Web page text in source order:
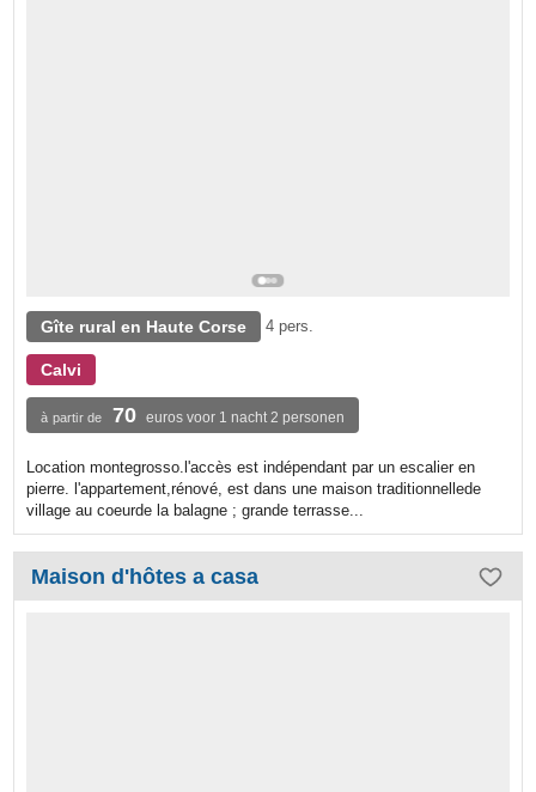
Gîte rural en Haute Corse 4 pers.
Calvi
à partir de 70 euros voor 1 nacht 2 personen
Location montegrosso.l'accès est indépendant par un escalier en
pierre. l'appartement,rénové, est dans une maison traditionnellede
village au coeurde la balagne ; grande terrasse...
Maison d'hôtes a casa